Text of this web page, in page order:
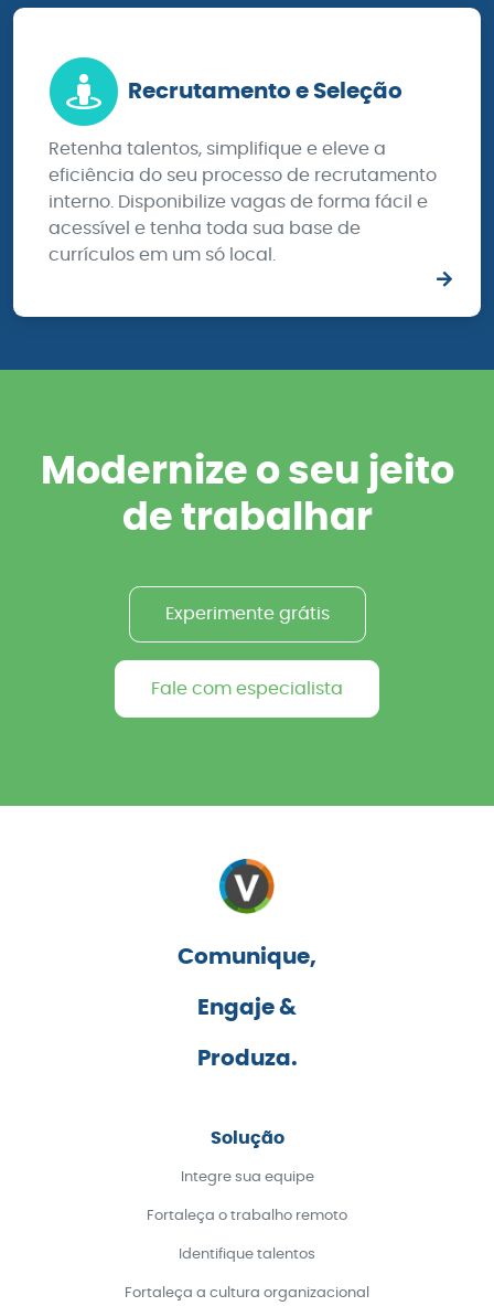
Recrutamento e Seleção
Retenha talentos, simplifique e eleve a
eficiência do seu processo de recrutamento
interno. Disponibilize vagas de forma fácil e
acessível e tenha toda sua base de
currículos em um só local.
Modernize o seu jeito
de trabalhar
Experimente grátis
Fale com especialista
Comunique,
Engaje &
Produza.
Solução
Integre sua equipe
Fortaleça o trabalho remoto
Identifique talentos
Fortaleça a cultura organizacional